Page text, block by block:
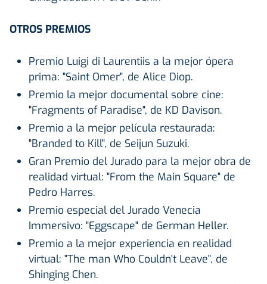
OTROS PREMIOS
Premio Luigi di Laurentiis a la mejor ópera
prima: "Saint Omer", de Alice Diop.
Premio la mejor documental sobre cine:
"Fragments of Paradise", de KD Davison.
Premio a la mejor película restaurada:
"Branded to Kill", de Seijun Suzuki.
Gran Premio del Jurado para la mejor obra de
realidad virtual: "From the Main Square" de
Pedro Harres.
Premio especial del Jurado Venecia
Immersivo: "Eggscape" de German Heller.
Premio a la mejor experiencia en realidad
virtual: "The man Who Couldn't Leave", de
Shinging Chen.